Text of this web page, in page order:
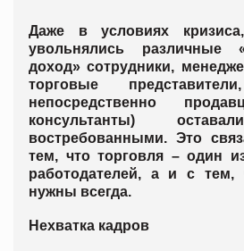
Даже в условиях
увольнялись различные
доход» сотрудники,
торговые
непосредственно
консультанты)
востребованными. Это
тем, что торговля – один
работодателей, а и с тем,
нужны всегда.
Нехватка кадров